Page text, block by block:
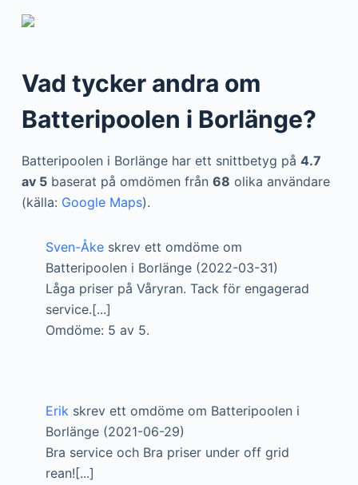
Vad tycker andra om
Batteripoolen i Borlänge?
Batteripoolen i Borlänge har ett snittbetyg på 4.7
av 5baserat på omdömen från 68 olika användare
(källa: Google Maps).
Sven-Åkeskrev ett omdöme om
Batteripoolen i Borlänge (2022-03-31)
Låga priser på Våryran. Tack för engagerad
service.[...]
Omdöme: 5 av 5.
Erikskrev ett omdöme om Batteripoolen i
Borlänge (2021-06-29)
Bra service och Bra priser under off grid
rean![...]